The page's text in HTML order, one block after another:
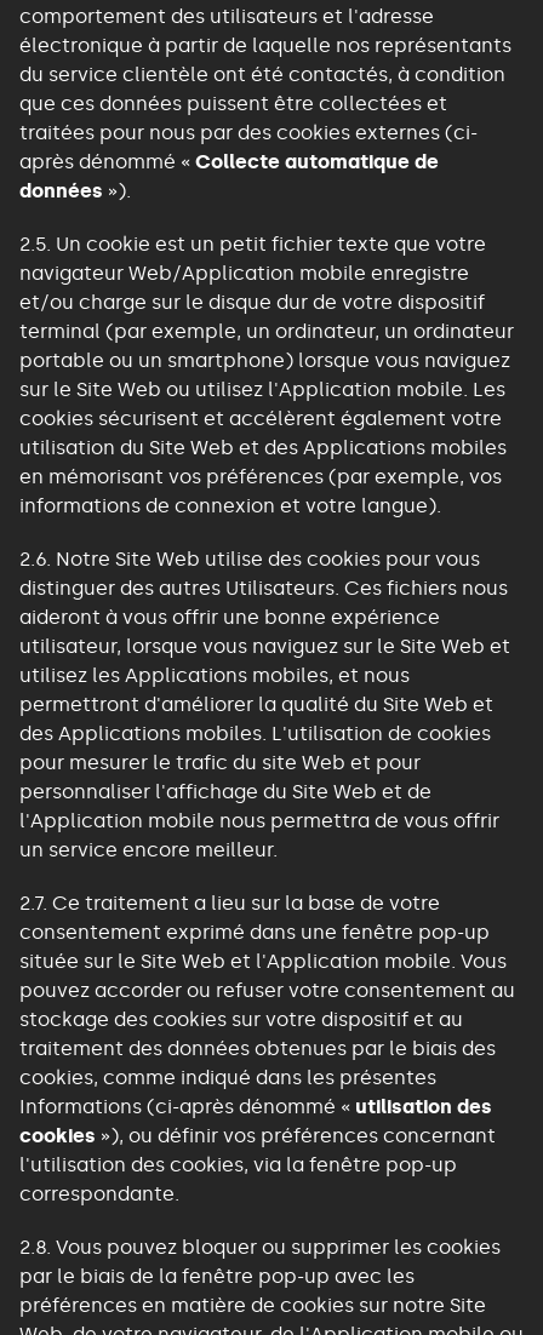
comportement des utilisateurs et l'adresse
électronique à partir de laquelle nos représentants
du service clientèle ont été contactés, à condition
que ces données puissent être collectées et
traitées pour nous par des cookies externes (ci-
après dénommé « Collecte automatique de
données »).
2.5. Un cookie est un petit fichier texte que votre
navigateur Web/Application mobile enregistre
et/ou charge sur le disque dur de votre dispositif
terminal (par exemple, un ordinateur, un ordinateur
portable ou un smartphone) lorsque vous naviguez
sur le Site Web ou utilisez l'Application mobile. Les
cookies sécurisent et accélèrent également votre
utilisation du Site Web et des Applications mobiles
en mémorisant vos préférences (par exemple, vos
informations de connexion et votre langue).
2.6. Notre Site Web utilise des cookies pour vous
distinguer des autres Utilisateurs. Ces fichiers nous
aideront à vous offrir une bonne expérience
utilisateur, lorsque vous naviguez sur le Site Web et
utilisez les Applications mobiles, et nous
permettront d'améliorer la qualité du Site Web et
des Applications mobiles. L'utilisation de cookies
pour mesurer le trafic du site Web et pour
personnaliser l'affichage du Site Web et de
l'Application mobile nous permettra de vous offrir
un service encore meilleur.
2.7. Ce traitement a lieu sur la base de votre
consentement exprimé dans une fenêtre pop-up
située sur le Site Web et l'Application mobile. Vous
pouvez accorder ou refuser votre consentement au
stockage des cookies sur votre dispositif et au
traitement des données obtenues par le biais des
cookies, comme indiqué dans les présentes
Informations (ci-après dénommé « utilisation des
cookies »), ou définir vos préférences concernant
l'utilisation des cookies, via la fenêtre pop-up
correspondante.
2.8. Vous pouvez bloquer ou supprimer les cookies
par le biais de la fenêtre pop-up avec les
préférences en matière de cookies sur notre Site